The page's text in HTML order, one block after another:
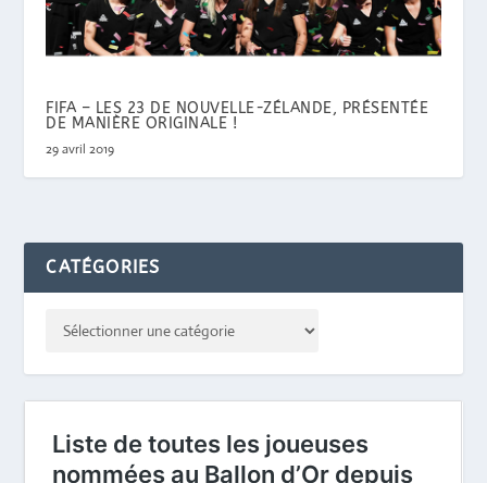
FIFA – LES 23 DE NOUVELLE-ZÉLANDE, PRÉSENTÉE
DE MANIÈRE ORIGINALE !
29 avril 2019
CATÉGORIES